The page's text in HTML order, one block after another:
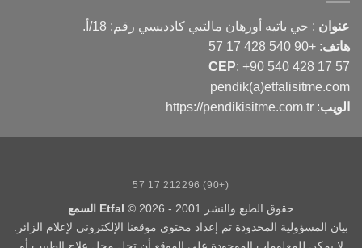
عنوان : حي باتيه أورهان مالتبي كادديسي رقم: 18/أ.
هاتف:
+90 540 428 17 57
CEP: +90 540 428 17 57
pendik(a)etfalisitme.com
الويب:
https://pendikisitme.com.tr
(+90) 212296 17 57
حقوق الطبع والنشر 2001 - 2026 ©
Etfal السمع
بيان المسؤولية المحدودة تم إعداد محتوى موقعنا الإلكتروني لإعلام الزائر.